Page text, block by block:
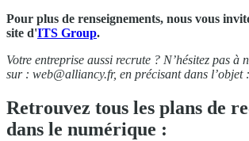
Pour plus de renseignements, nous vous
site d'ITS Group.
Votre entreprise aussi recrute ? N’hésitez pas à
sur : web@alliancy.fr, en précisant dans l’objet
Retrouvez tous les plans de
dans le numérique :